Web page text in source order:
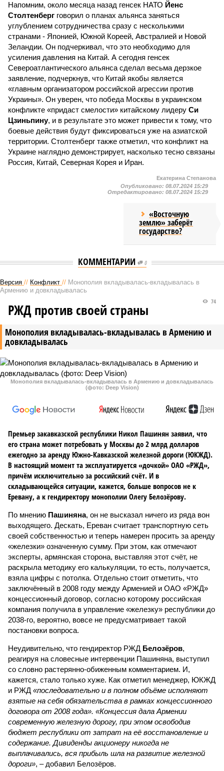
Напомним, около месяца назад генсек НАТО Йенс
Столтенберг говорил о планах альянса заняться
углублением сотрудничества сразу с несколькими
странами - Японией, Южной Кореей, Австралией и Новой
Зеландии. Он подчеркивал, что это необходимо для
усиления давления на Китай. А сегодня генсек
Североатлантического альянса сделал весьма дерзкое
заявление, подчеркнув, что Китай якобы является
«главным организатором российской агрессии против
Украины». Он уверен, что победа Москвы в украинском
конфликте «придаст смелости» китайскому лидеру Си
Цзиньпину, и в результате это может привести к тому, что
боевые действия будут фиксироваться уже на азиатской
территории. Столтенберг также отметил, что конфликт на
Украине наглядно демонстрирует, насколько тесно связаны
Россия, Китай, Северная Корея и Иран.
Екатерина Степанова
Опубликовано: 08.07.2024 15:29
Отредактировано: 08.07.2024 15:29
«Восточную
землю» заберёт
государство?
КОММЕНТАРИИ 0
Версия // Конфликт // Монополия вкладывалась-вкладывалась в
Армению и довкладывалась
Монополия вкладывалась-вкладывалась в Армению и
довкладывалась
74
РЖД против своей страны
Монополия вкладывалась-вкладывалась в Армению и довкладывалась
(фото: Deep Vision)
Премьер закавказской республики Никол Пашинян заявил, что
его страна может потребовать у Москвы до 2 млрд долларов
ежегодно за аренду Южно-Кавказской железной дороги (ЮКЖД).
В настоящий момент та эксплуатируется «дочкой» ОАО «РЖД»,
причём исключительно за российский счёт. И в
складывающейся ситуации, кажется, больше вопросов не к
Еревану, а к гендиректору монополии Олегу Белозёрову.
По мнению Пашиняна, он не высказал ничего из ряда вон
выходящего. Дескать, Ереван считает транспортную сеть
своей собственностью и теперь намерен просить за аренду
«железки» означенную сумму. При этом, как отмечают
эксперты, армянская сторона, выставляя этот счёт, не
раскрыла методику его калькуляции, то есть, получается,
взяла цифры с потолка. Отдельно стоит отметить, что
заключённый в 2008 году между Арменией и ОАО «РЖД»
концессионный договор, согласно которому российская
компания получила в управление «железку» республики до
2038-го, вероятно, вовсе не предусматривает такой
постановки вопроса.
Неудивительно, что гендиректор РЖД Белозёров,
реагируя на словесные интервенции Пашиняна, выступил
со словно растерянно-обиженным комментарием. И,
кажется, стало только хуже. Как отметил менеджер, ЮКЖД
и РЖД «последовательно и в полном объёме исполняют
взятые на себя обязательства в рамках концессионного
договора от 2008 года». «Концессия дала Армении
современную железную дорогу, при этом освободив
бюджет республики от затрат на её восстановление и
содержание. Дивиденды акционеру никогда не
выплачивались, вся прибыль шла на развитие железной
дороги», – добавил Белозёров.